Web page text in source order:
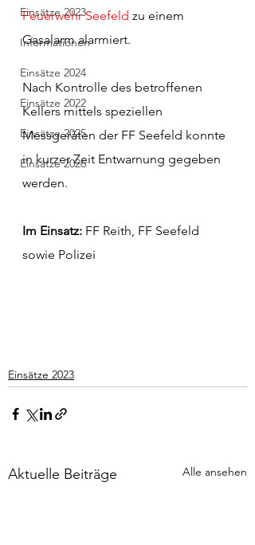
Einsätze 2023
Informationen
Einsätze 2024
Einsätze 2022
Einsätze 2025
Einsätze 2026
Feuerwehr Seefeld zu einem
Gasalarm alarmiert.
Nach Kontrolle des betroffenen
Kellers mittels speziellen
Messgeräten der FF Seefeld konnte
in kurzer Zeit Entwarnung gegeben
werden.
Im Einsatz: FF Reith, FF Seefeld
sowie Polizei
Einsätze 2023
Aktuelle Beiträge Alle ansehen